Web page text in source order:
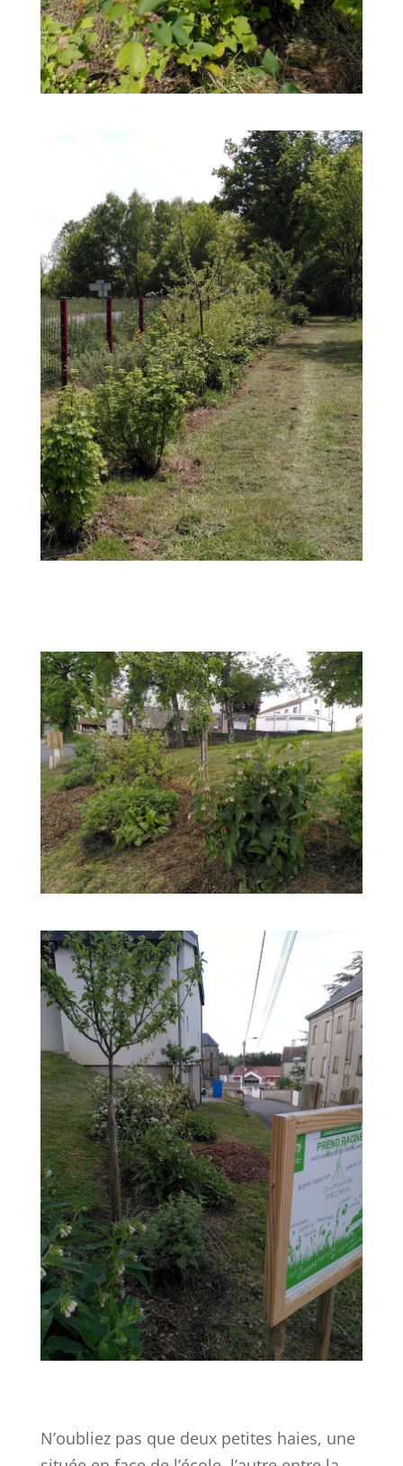
N’oubliez pas que deux petites haies, une